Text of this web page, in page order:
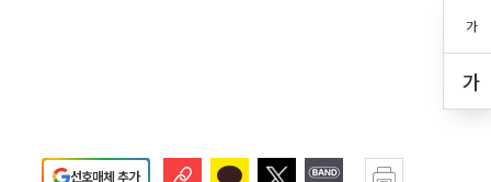
가
가
선호매체 추가